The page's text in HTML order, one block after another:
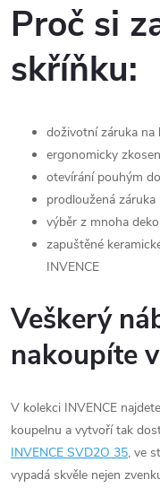
Proč si
skříňku:
doživotní záruka na
ergonomicky
otevírání pouhým
prodloužená
výběr z mnoha
zapuštěné
INVENCE
Veškerý
nakoupíte
V kolekci INVENCE
koupelnu a vytvoří tak
INVENCE SVD2O 35, ve
vypadá skvěle nejen